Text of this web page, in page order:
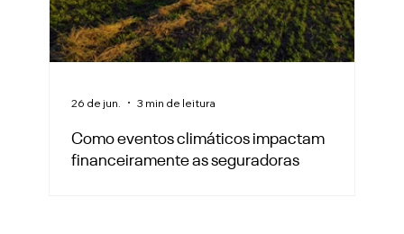
Como eventos climáticos impactam
financeiramente as seguradoras
26 de jun. 3 min de leitura